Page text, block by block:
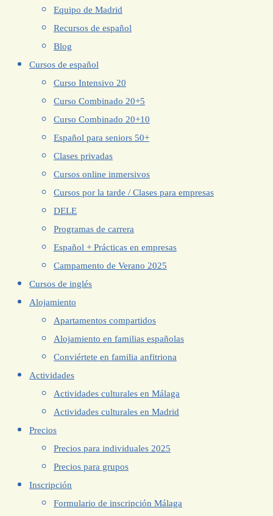
Equipo de Madrid
Recursos de español
Blog
Cursos de español
Curso Intensivo 20
Curso Combinado 20+5
Curso Combinado 20+10
Español para seniors 50+
Clases privadas
Cursos online inmersivos
Cursos por la tarde / Clases para empresas
DELE
Programas de carrera
Español + Prácticas en empresas
Campamento de Verano 2025
Cursos de inglés
Alojamiento
Apartamentos compartidos
Alojamiento en familias españolas
Conviértete en familia anfitriona
Actividades
Actividades culturales en Málaga
Actividades culturales en Madrid
Precios
Precios para individuales 2025
Precios para grupos
Inscripción
Formulario de inscripción Málaga